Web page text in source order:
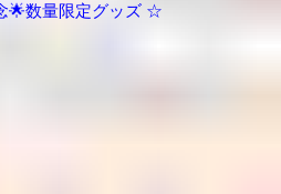
🌟数量限定グッズ ☆